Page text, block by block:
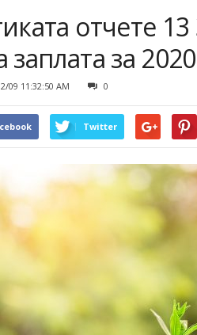
отчете
заплата за
09 11:32:50 AM 0
Twitter